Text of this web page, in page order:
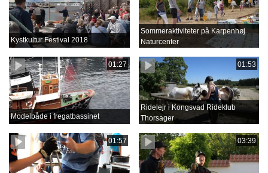
Kystkultur Festival 2018
Sommeraktiviteter på Karpenhøj
Naturcenter
01:27
Modelbåde i fregatbassinet
01:53
Ridelejr i Kongsvad Rideklub
Thorsager
01:57 03:39